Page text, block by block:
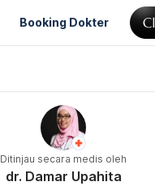
Booking Dokter
Ditinjau secara medis oleh
dr. Damar Upahita